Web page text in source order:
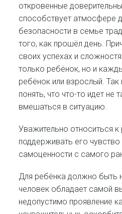
откровенные
способствует атмосфере
безопасности в семье
того, как прошёл день.
своих успехах и
только ребёнок, но и
ребёнок или взрослый.
понять, что что-то идет не
вмешаться в ситуацию.
Уважительно относиться к
поддерживать его
самоценности с самого
Для ребёнка должно быть
человек обладает самой
недопустимо проявление